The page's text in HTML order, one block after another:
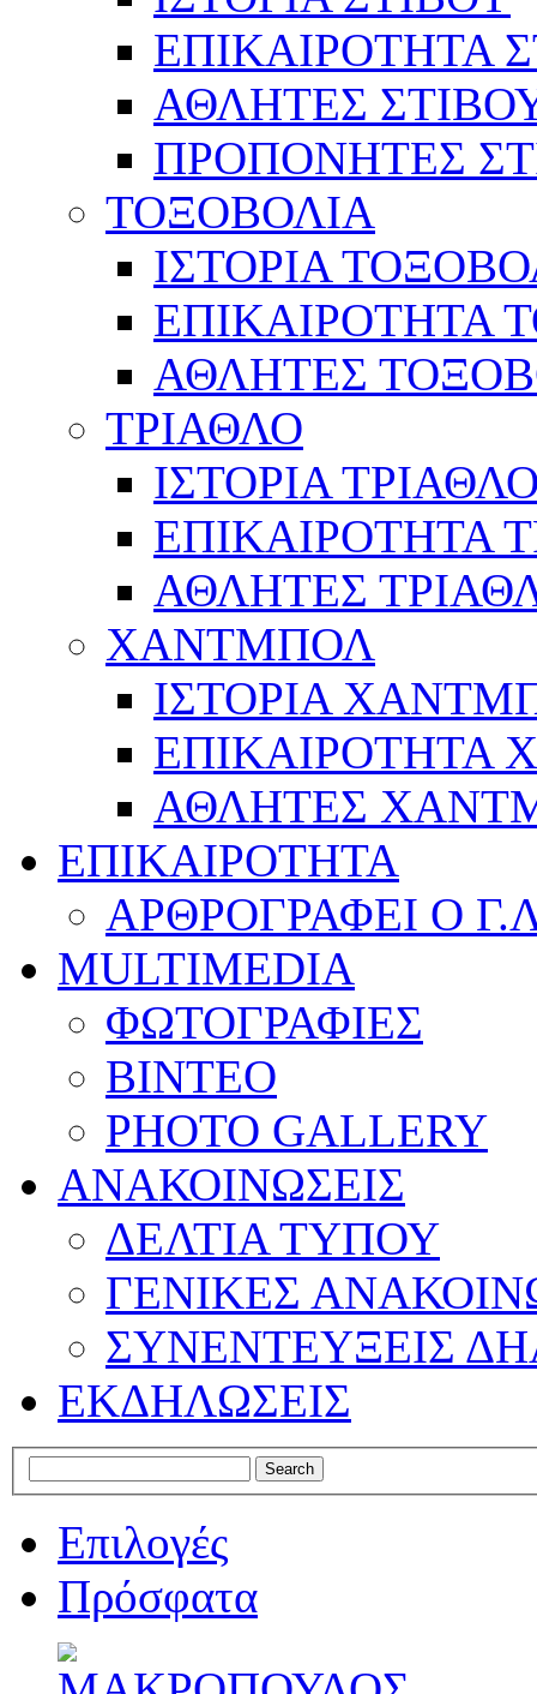
ΕΠΙΚΑΙΡΟΤΗΤΑ
ΑΘΛΗΤΕΣ
ΠΡΟΠΟΝΗΤΕΣ
ΤΟΞΟΒΟΛΙΑ
ΙΣΤΟΡΙΑ
ΕΠΙΚΑΙΡΟΤΗΤΑ
ΑΘΛΗΤΕΣ
ΤΡΙΑΘΛΟ
ΙΣΤΟΡΙΑ
ΕΠΙΚΑΙΡΟΤΗΤΑ
ΑΘΛΗΤΕΣ
ΧΑΝΤΜΠΟΛ
ΙΣΤΟΡΙΑ
ΕΠΙΚΑΙΡΟΤΗΤΑ
ΑΘΛΗΤΕΣ
ΕΠΙΚΑΙΡΟΤΗΤΑ
ΑΡΘΡΟΓΡΑΦΕΙ Ο
MULTIMEDIA
ΦΩΤΟΓΡΑΦΙΕΣ
ΒΙΝΤΕΟ
PHOTO GALLERY
ΑΝΑΚΟΙΝΩΣΕΙΣ
ΔΕΛΤΙΑ ΤΥΠΟΥ
ΓΕΝΙΚΕΣ
ΣΥΝΕΝΤΕΥΞΕΙΣ
ΕΚΔΗΛΩΣΕΙΣ
Επιλογές
Πρόσφατα